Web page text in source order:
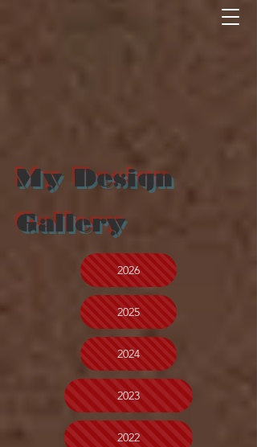
My Design
Gallery
2026
2025
2024
2023
2022